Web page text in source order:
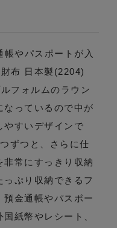
やパスポートが入
布 日本製(2204)
フォルムのラウン
なっているので中が
やすいデザインで
ずつと、さらに仕
常にすっきり収納
ぷり収納できるフ
預金通帳やパスポー
紙幣やレシート、